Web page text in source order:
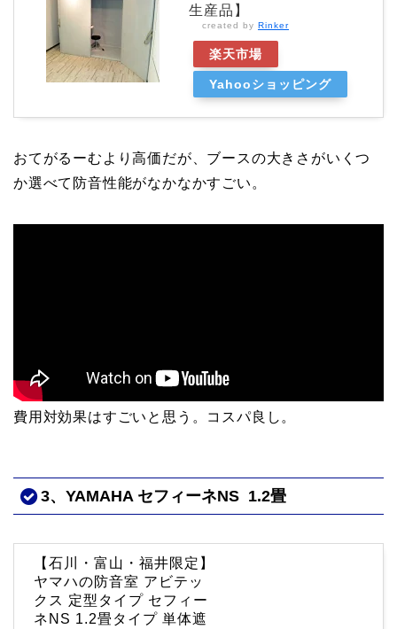
生産品】
created by Rinker
楽天市場
Yahooショッピング
おてがるーむより高価だが、ブースの大きさがいくつ
か選べて防音性能がなかなかすごい。
費用対効果はすごいと思う。コスパ良し。
3、YAMAHA セフィーネNS 1.2畳
【石川・富山・福井限定】
ヤマハの防音室 アビテッ
クス 定型タイプ セフィー
ネNS 1.2畳タイプ 単体遮